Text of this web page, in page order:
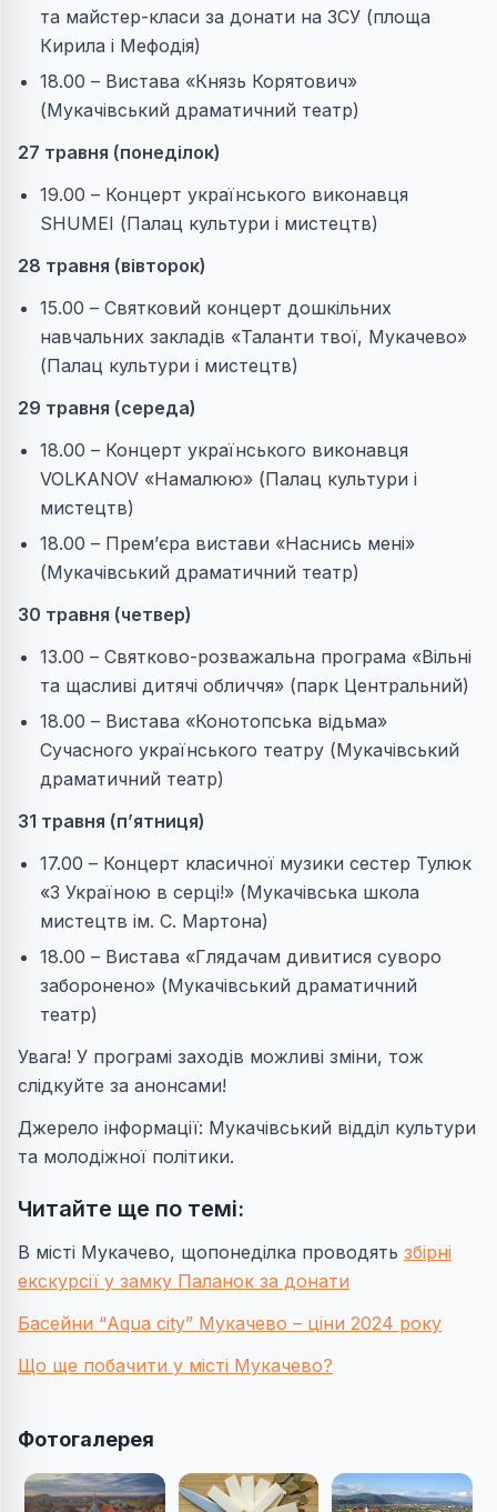
та майстер-класи за донати на ЗСУ (площа
Кирила і Мефодія)
18.00 – Вистава «Князь Корятович»
(Мукачівський драматичний театр)
27 травня (понеділок)
19.00 – Концерт українського виконавця
SHUMEI (Палац культури і мистецтв)
28 травня (вівторок)
15.00 – Святковий концерт дошкільних
навчальних закладів «Таланти твої, Мукачево»
(Палац культури і мистецтв)
29 травня (середа)
18.00 – Концерт українського виконавця
VOLKANOV «Намалюю» (Палац культури і
мистецтв)
18.00 – Прем’єра вистави «Наснись мені»
(Мукачівський драматичний театр)
30 травня (четвер)
13.00 – Святково-розважальна програма «Вільні
та щасливі дитячі обличчя» (парк Центральний)
18.00 – Вистава «Конотопська відьма»
Сучасного українського театру (Мукачівський
драматичний театр)
31 травня (пʼятниця)
17.00 – Концерт класичної музики сестер Тулюк
«З Україною в серці!» (Мукачівська школа
мистецтв ім. С. Мартона)
18.00 – Вистава «Глядачам дивитися суворо
заборонено» (Мукачівський драматичний
театр)
Увага! У програмі заходів можливі зміни, тож
слідкуйте за анонсами!
Джерело інформації: Мукачівський відділ культури
та молодіжної політики.
Читайте ще по темі:
В місті Мукачево, щопонеділка проводять збірні
екскурсії у замку Паланок за донати
Басейни “Aqua city” Мукачево – ціни 2024 року
Що ще побачити у місті Мукачево?
Фотогалерея